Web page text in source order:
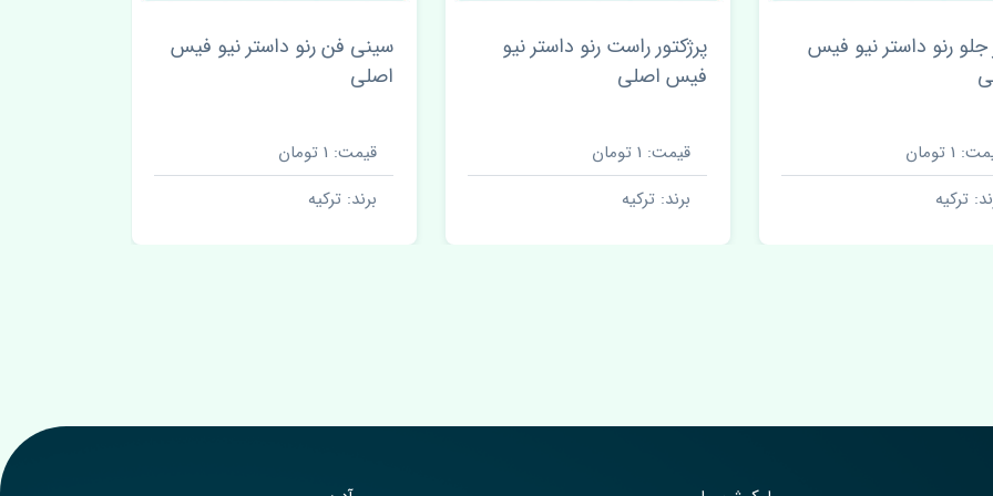
راست رنو داستر نیو
اصلی
1 تومان
ترکیه
سینی فن رنو داستر نیو فیس
اصلی
قیمت: 1 تومان
برند: ترکیه
چراغ جلو چپ رنو داستر نیو
فیس اصلی
قیمت: 10400000 تومان
برند: ترکیه